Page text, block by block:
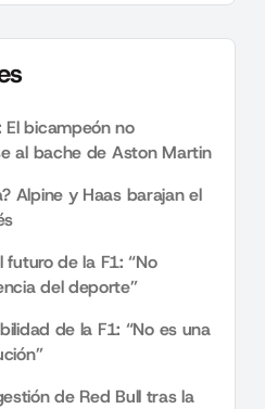
bicampeón no
al bache de Aston Martin
Alpine y Haas barajan el
de la F1: “No
del deporte”
de la F1: “No es una
de Red Bull tras la